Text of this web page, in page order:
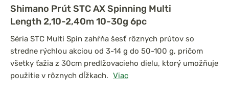
Shimano Prút STC AX Spinning Multi
Length 2,10-2,40m 10-30g 6pc
Séria STC Multi Spin zahŕňa šesť rôznych prútov so
stredne rýchlou akciou od 3-14 g do 50-100 g, pričom
všetky ťažia z 30cm predlžovacieho dielu, ktorý umožňuje
použitie v rôznych dĺžkach. Viac